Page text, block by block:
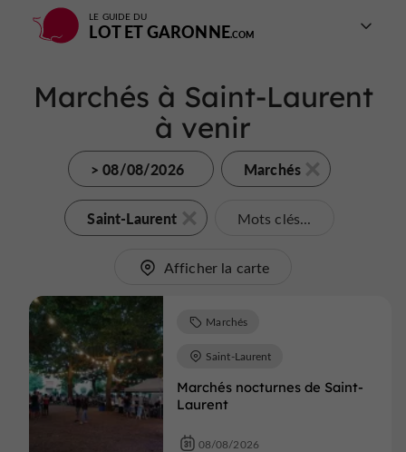
LE GUIDE DU
LOT ET GARONNE
Marchés à Saint-Laurent
à venir
> 08/08/2026 Marchés
Saint-Laurent Mots clés...
Afficher la carte
Marchés nocturnes de Saint-
Laurent
Marchés
Saint-Laurent
08/08/2026